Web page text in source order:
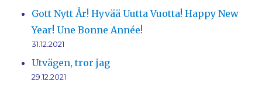
Gott Nytt År! Hyvää Uutta Vuotta! Happy New
Year! Une Bonne Année!
31.12.2021
Utvägen, tror jag
29.12.2021